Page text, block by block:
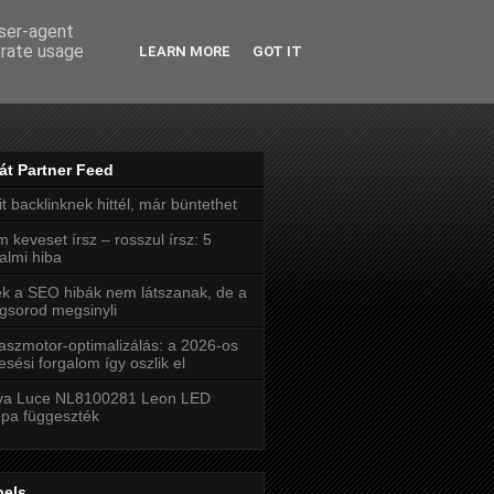
Partner Feed
backlinknek hittél, már büntethet
keveset írsz – rosszul írsz: 5
hiba
a SEO hibák nem látszanak, de a
megsinyli
optimalizálás: a 2026-os
forgalom így oszlik el
Luce NL8100281 Leon LED
függeszték
agent
usage
LEARN MORE GOT IT